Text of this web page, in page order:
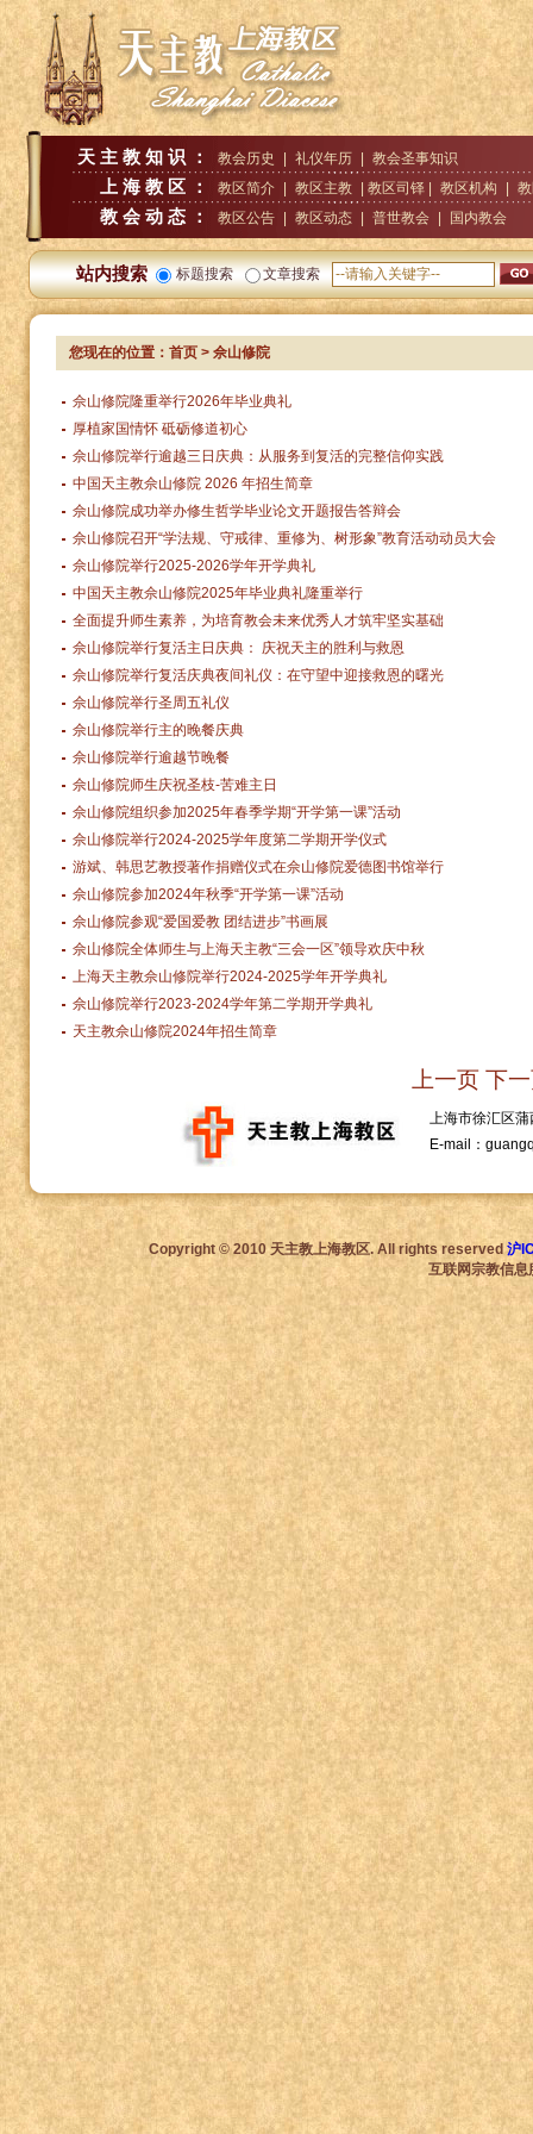
天主教知识： 教会历史 礼仪年历 教会圣事知识
上海教区： 教区简介 教区主教 | 教区司铎 | 教区机构
教会动态： 教区公告 教区动态 普世教会 国内教会
站内搜索 标题搜索 文章搜索
您现在的位置：首页 > 佘山修院
佘山修院隆重举行2026年毕业典礼
厚植家国情怀 砥砺修道初心
佘山修院举行逾越三日庆典：从服务到复活的完整信仰实践
中国天主教佘山修院 2026 年招生简章
佘山修院成功举办修生哲学毕业论文开题报告答辩会
佘山修院召开“学法规、守戒律、重修为、树形象”教育活动动员大会
佘山修院举行2025-2026学年开学典礼
中国天主教佘山修院2025年毕业典礼隆重举行
全面提升师生素养，为培育教会未来优秀人才筑牢坚实基础
佘山修院举行复活主日庆典： 庆祝天主的胜利与救恩
佘山修院举行复活庆典夜间礼仪：在守望中迎接救恩的曙光
佘山修院举行圣周五礼仪
佘山修院举行主的晚餐庆典
佘山修院举行逾越节晚餐
佘山修院师生庆祝圣枝-苦难主日
佘山修院组织参加2025年春季学期“开学第一课”活动
佘山修院举行2024-2025学年度第二学期开学仪式
游斌、韩思艺教授著作捐赠仪式在佘山修院爱德图书馆举行
佘山修院参加2024年秋季“开学第一课”活动
佘山修院参观“爱国爱教 团结进步”书画展
佘山修院全体师生与上海天主教“三会一区”领导欢庆中秋
上海天主教佘山修院举行2024-2025学年开学典礼
佘山修院举行2023-2024学年第二学期开学典礼
天主教佘山修院2024年招生简章
上一页 下
上海市徐汇区
E-mail：
Copyright © 2010 天主教上海教区. All rights reserved 沪
互联网宗教信息服